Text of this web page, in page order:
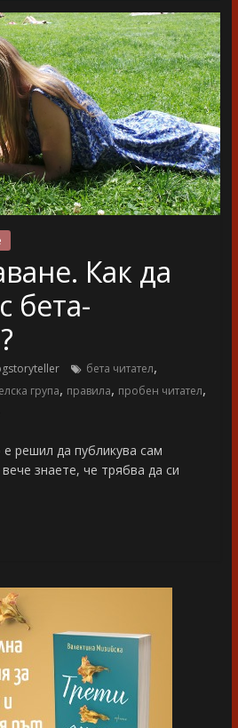
Как да
бета-
бета читател,
група, правила, пробен читател,
решил да публикува сам
знаете, че трябва да си